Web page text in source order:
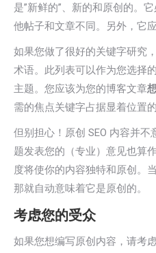
是”新鲜的”、新的和原创的。
他帖子和文章不同。另外，它
如果您做了很好的关键字研究
术语。此列表可以作为您选择
主题。您应该为您的博客文章
需的焦点关键字占据显着位置的
但别担心！原创 SEO 内容并
题发表您的（专业）意见也算
度将使你的内容独特和原创。
那就自动意味着它是原创的。
考虑您的受众
如果您想编写原创内容，请考